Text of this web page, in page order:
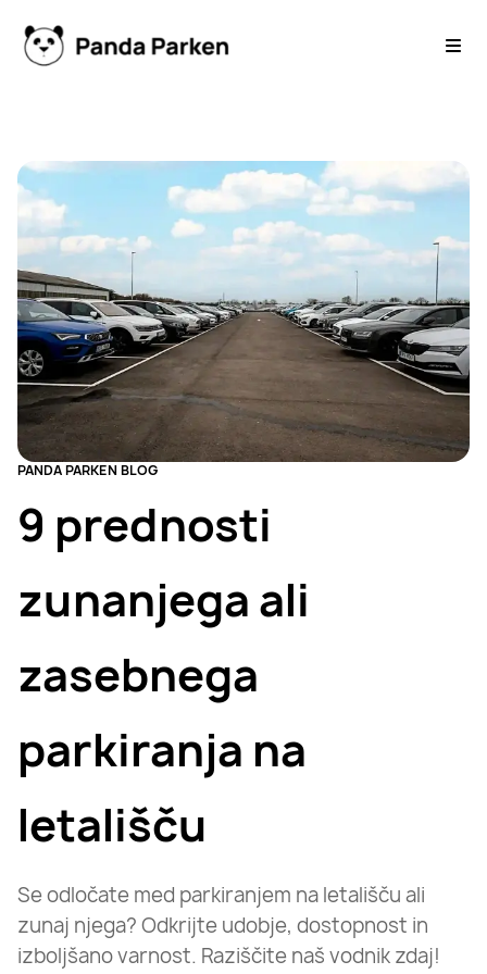
PANDA PARKENBLOG
9 prednosti
zunanjega ali
zasebnega
parkiranja na
letališču
Se odločate med parkiranjem na letališču ali
zunaj njega? Odkrijte udobje, dostopnost in
izboljšano varnost. Raziščite naš vodnik zdaj!